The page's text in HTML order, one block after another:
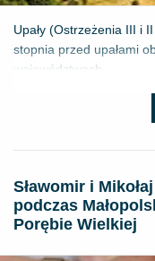
Upały (Ostrzeżenia III i
stopnia przed upałami
województwach...
Sławomir i
podczas
Porębie Wielkiej